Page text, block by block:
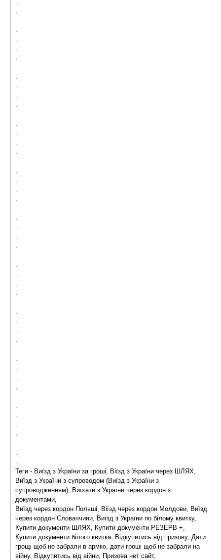
.
.
.
.
.
.
.
.
.
.
.
.
.
.
.
.
.
.
.
.
.
.
.
.
.
.
.
.
.
.
.
.
.
.
.
.
.
.
.
.
.
.
.
.
.
.
.
.
.
Теги - Виїзд з України за гроші, Віїзд з України через ШЛЯХ,
Виїзд з України з супроводом (Виїзд з України з
супроводженням), Виїхати з України через кордон з
документами,
Виїзд через кордон Польші, Віїзд через кордон Молдови, Виїзд
через кордон Словаччини, Виїзд з України по білому квитку,
Купити документи ШЛЯХ, Купити документи РЕЗЕРВ +,
Купити документи білого квитка, Відкупитись від призову, Дати
грощі щоб не забрали в армію, дати гроші щоб не забрали на
війну, Відкупитись від війни, Призова нет сайт,